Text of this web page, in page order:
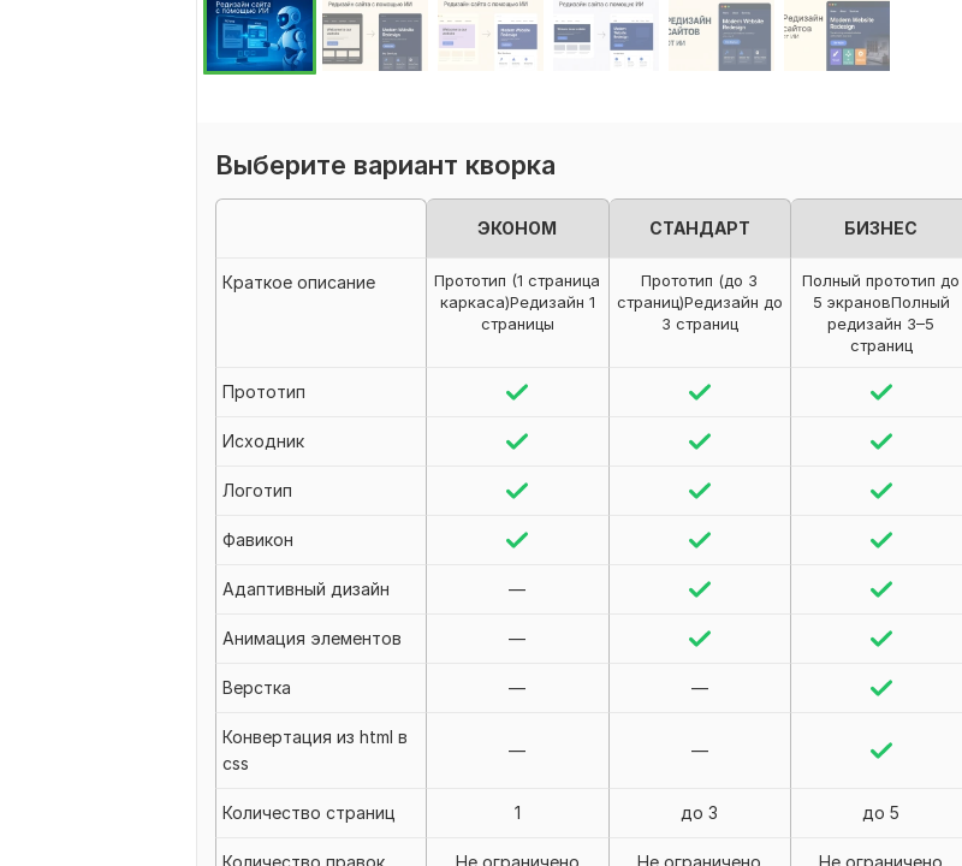
Выберите вариант кворка
ЭКОНОМ СТАНДАРТ БИЗНЕС
Краткое описание
Прототип (1 страница
каркаса)Редизайн 1
страницы
Прототип (до 3
страниц)Редизайн до
3 страниц
Полный прототип до
5 экрановПолный
редизайн 3–5
страниц
Прототип
Исходник
Логотип
Фавикон
Адаптивный дизайн —
Анимация элементов —
Верстка — —
Конвертация из html в
css
— —
Количество страниц 1 до 3 до 5
Количество правок Не ограничено Не ограничено Не ограничено